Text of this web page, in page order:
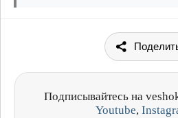
Подписывайтесь на
Youtube,